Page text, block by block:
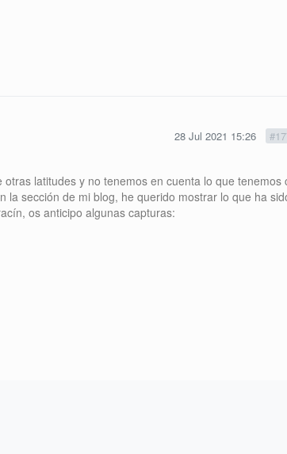
28 Jul 2021 15:26
latitudes y no tenemos en cuenta lo que tenemos
la sección de mi blog, he querido mostrar lo que ha
os anticipo algunas capturas: